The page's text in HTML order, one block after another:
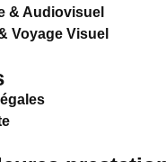
& Audiovisuel
Voyage Visuel